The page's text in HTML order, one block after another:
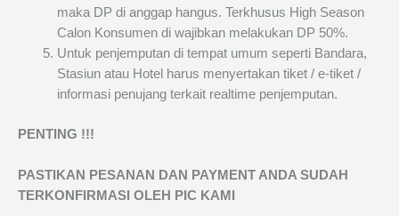
maka DP di anggap hangus. Terkhusus High Season
Calon Konsumen di wajibkan melakukan DP 50%.
Untuk penjemputan di tempat umum seperti Bandara,
Stasiun atau Hotel harus menyertakan tiket / e-tiket /
informasi penujang terkait realtime penjemputan.
PENTING !!!
PASTIKAN PESANAN DAN PAYMENT ANDA SUDAH
TERKONFIRMASI OLEH PIC KAMI